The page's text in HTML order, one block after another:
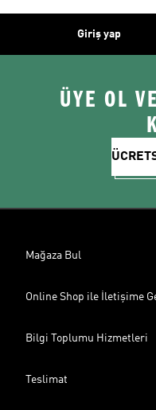
Giriş yap
ÜYE OL
Mağaza Bul
Online Shop ile İletişime
Bilgi Toplumu Hizmetleri
Teslimat